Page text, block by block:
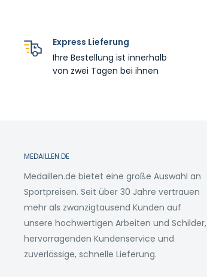
Express Lieferung
Ihre Bestellung ist innerhalb
von zwei Tagen bei ihnen
MEDAILLEN.DE
Medaillen.de bietet eine große Auswahl an
Sportpreisen. Seit über 30 Jahre vertrauen
mehr als zwanzigtausend Kunden auf
unsere hochwertigen Arbeiten und Schilder,
hervorragenden Kundenservice und
zuverlässige, schnelle Lieferung.